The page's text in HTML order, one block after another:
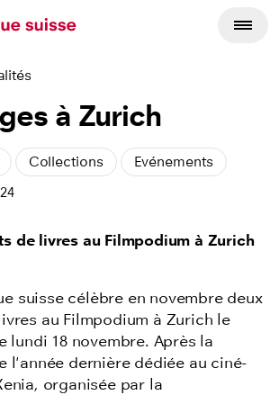
à Zurich
Collections
Evénements
de livres au Filmpodium à Zurich
suisse célèbre en novembre deux
au Filmpodium à Zurich le
lundi 18 novembre. Après la
l'année dernière dédiée au ciné-
organisée par la